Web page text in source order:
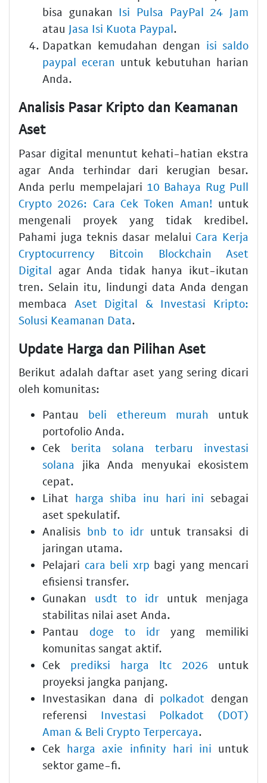
bisa gunakan Isi Pulsa PayPal 24 Jam
atau Jasa Isi Kuota Paypal.
Dapatkan kemudahan dengan isi saldo
paypal eceran untuk kebutuhan harian
Anda.
Analisis Pasar Kripto dan Keamanan
Aset
Pasar digital menuntut kehati-hatian ekstra
agar Anda terhindar dari kerugian besar.
Anda perlu mempelajari 10 Bahaya Rug Pull
Crypto 2026: Cara Cek Token Aman! untuk
mengenali proyek yang tidak kredibel.
Pahami juga teknis dasar melalui Cara Kerja
Cryptocurrency Bitcoin Blockchain Aset
Digital agar Anda tidak hanya ikut-ikutan
tren. Selain itu, lindungi data Anda dengan
membaca Aset Digital & Investasi Kripto:
Solusi Keamanan Data.
Update Harga dan Pilihan Aset
Berikut adalah daftar aset yang sering dicari
oleh komunitas:
Pantau beli ethereum murah untuk
portofolio Anda.
Cek berita solana terbaru investasi
solana jika Anda menyukai ekosistem
cepat.
Lihat harga shiba inu hari ini sebagai
aset spekulatif.
Analisis bnb to idr untuk transaksi di
jaringan utama.
Pelajari cara beli xrp bagi yang mencari
efisiensi transfer.
Gunakan usdt to idr untuk menjaga
stabilitas nilai aset Anda.
Pantau doge to idr yang memiliki
komunitas sangat aktif.
Cek prediksi harga ltc 2026 untuk
proyeksi jangka panjang.
Investasikan dana di polkadot dengan
referensi Investasi Polkadot (DOT)
Aman & Beli Crypto Terpercaya.
Cek harga axie infinity hari ini untuk
sektor game-fi.